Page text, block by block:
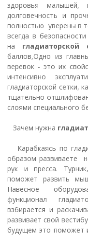
здоровья
долговечность и
полностью уверены в
всегда в
на гладиаторской
баллов,Одно из
веревок - это их
интенсивно
гладиаторской сетки,
тщательно
слоями специального
Зачем нужна
Карабкаясь по
образом
рук и пресса.
поможет развить
Навесное
функционал
взбирается и
развивает свой
будущем это поможет